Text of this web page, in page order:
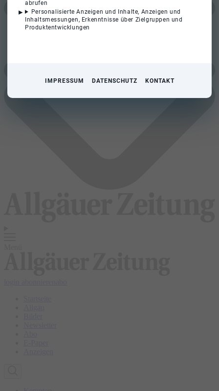
abrufen
Personalisierte Anzeigen und Inhalte, Anzeigen und
Inhaltsmessungen, Erkenntnisse über Zielgruppen und
Produktentwicklungen
IMPRESSUM DATENSCHUTZ KONTAKT